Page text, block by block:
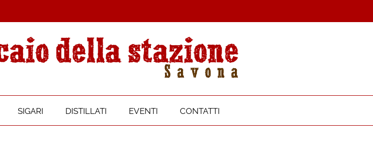
SIGARI DISTILLATI EVENTI CONTATTI